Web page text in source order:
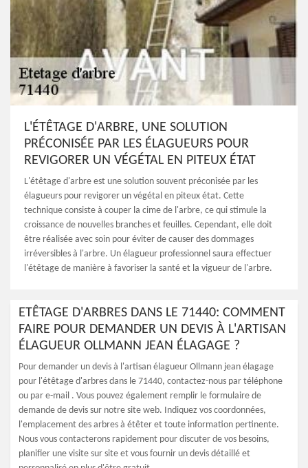
L'ÉTÊTAGE D'ARBRE, UNE SOLUTION
PRÉCONISÉE PAR LES ÉLAGUEURS POUR
REVIGORER UN VÉGÉTAL EN PITEUX ÉTAT
L'étêtage d'arbre est une solution souvent préconisée par les
élagueurs pour revigorer un végétal en piteux état. Cette
technique consiste à couper la cime de l'arbre, ce qui stimule la
croissance de nouvelles branches et feuilles. Cependant, elle doit
être réalisée avec soin pour éviter de causer des dommages
irréversibles à l'arbre. Un élagueur professionnel saura effectuer
l'étêtage de manière à favoriser la santé et la vigueur de l'arbre.
ETÊTAGE D'ARBRES DANS LE 71440: COMMENT
FAIRE POUR DEMANDER UN DEVIS À L'ARTISAN
ÉLAGUEUR OLLMANN JEAN ÉLAGAGE ?
Pour demander un devis à l'artisan élagueur Ollmann jean élagage
pour l'étêtage d'arbres dans le 71440, contactez-nous par téléphone
ou par e-mail . Vous pouvez également remplir le formulaire de
demande de devis sur notre site web. Indiquez vos coordonnées,
l'emplacement des arbres à étêter et toute information pertinente.
Nous vous contacterons rapidement pour discuter de vos besoins,
planifier une visite sur site et vous fournir un devis détaillé et